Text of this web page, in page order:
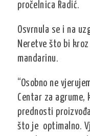
pročelnica Radić.
Osvrnula se i na
Neretve što bi
mandarinu.
“Osobno ne
Centar za agrume,
prednosti
što je optimalno.